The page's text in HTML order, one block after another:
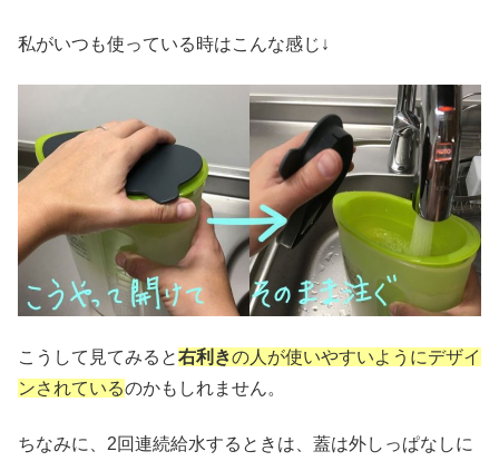
私がいつも使っている時はこんな感じ↓
こうして見てみると右利きの人が使いやすいようにデザイ
ンされているのかもしれません。
ちなみに、2回連続給水するときは、蓋は外しっぱなしに